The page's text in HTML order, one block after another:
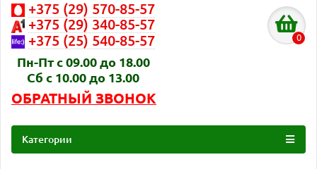
+375 (29) 570-85-57
+375 (29) 340-85-57
+375 (25) 540-85-57
Пн-Пт с 09.00 до 18.00
Сб с 10.00 до 13.00
ОБРАТНЫЙ ЗВОНОК
0
Категории